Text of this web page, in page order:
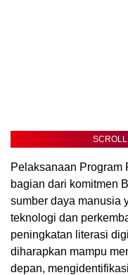
Pelaksanaan Program
bagian dari komitmen
sumber daya manusia
teknologi dan
peningkatan literasi
diharapkan mampu
depan,